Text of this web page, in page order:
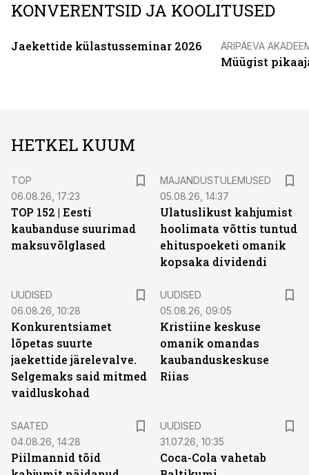
KONVERENTSID JA KOOLITUSED
Jaekettide külastusseminar 2026 ÄRIPÄEVA
Müügist
HETKEL KUUM
TOP
06.08.26, 17:23
TOP 152 | Eesti
kaubanduse suurimad
maksuvõlglased
MAJANDUSTULEMUSED
05.08.26, 14:37
Ulatuslikust kahjumist
hoolimata võttis tuntud
ehituspoeketi omanik
kopsaka dividendi
UUDISED
06.08.26, 10:28
Konkurentsiamet
lõpetas suurte
jaekettide järelevalve.
Selgemaks said mitmed
vaidluskohad
UUDISED
05.08.26, 09:05
Kristiine keskuse
omanik omandas
kaubanduskeskuse
Riias
SAATED
04.08.26, 14:28
Piilmannid tõid
UUDISED
31.07.26, 10:35
Coca-Cola vahetab